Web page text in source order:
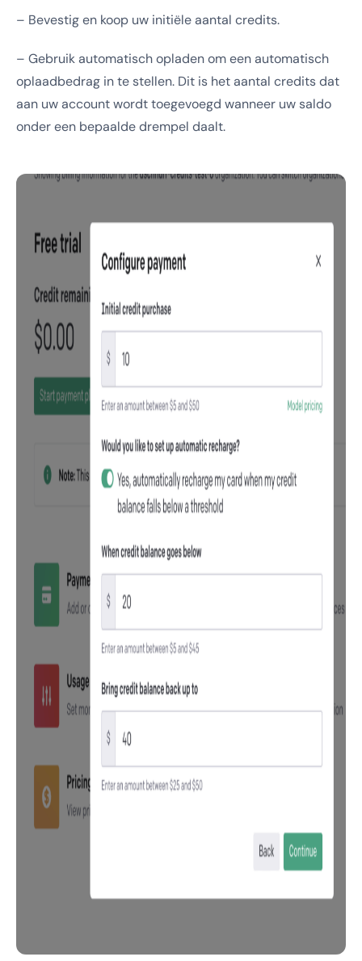
– Bevestig en koop uw initiële aantal credits.
– Gebruik automatisch opladen om een automatisch
oplaadbedrag in te stellen. Dit is het aantal credits dat
aan uw account wordt toegevoegd wanneer uw saldo
onder een bepaalde drempel daalt.